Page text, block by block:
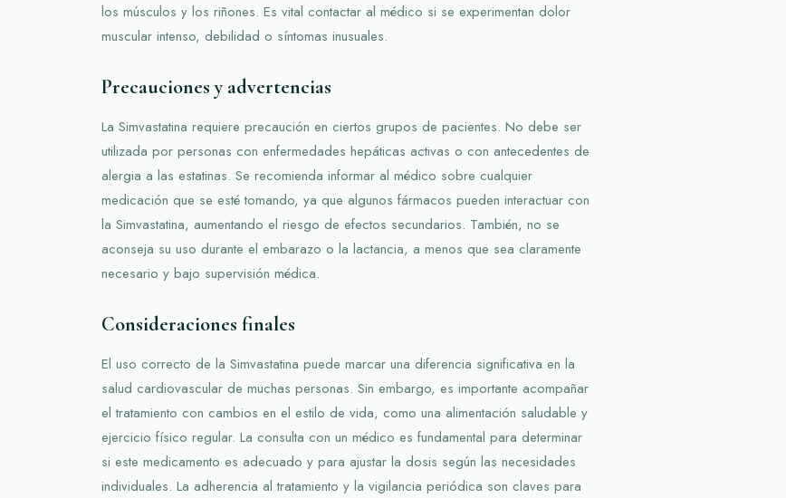
los músculos y los riñones. Es vital contactar al médico si se experimentan dolor
muscular intenso, debilidad o síntomas inusuales.
Precauciones y advertencias
La Simvastatina requiere precaución en ciertos grupos de pacientes. No debe ser
utilizada por personas con enfermedades hepáticas activas o con antecedentes de
alergia a las estatinas. Se recomienda informar al médico sobre cualquier
medicación que se esté tomando, ya que algunos fármacos pueden interactuar con
la Simvastatina, aumentando el riesgo de efectos secundarios. También, no se
aconseja su uso durante el embarazo o la lactancia, a menos que sea claramente
necesario y bajo supervisión médica.
Consideraciones finales
El uso correcto de la Simvastatina puede marcar una diferencia significativa en la
salud cardiovascular de muchas personas. Sin embargo, es importante acompañar
el tratamiento con cambios en el estilo de vida, como una alimentación saludable y
ejercicio físico regular. La consulta con un médico es fundamental para determinar
si este medicamento es adecuado y para ajustar la dosis según las necesidades
individuales. La adherencia al tratamiento y la vigilancia periódica son claves para